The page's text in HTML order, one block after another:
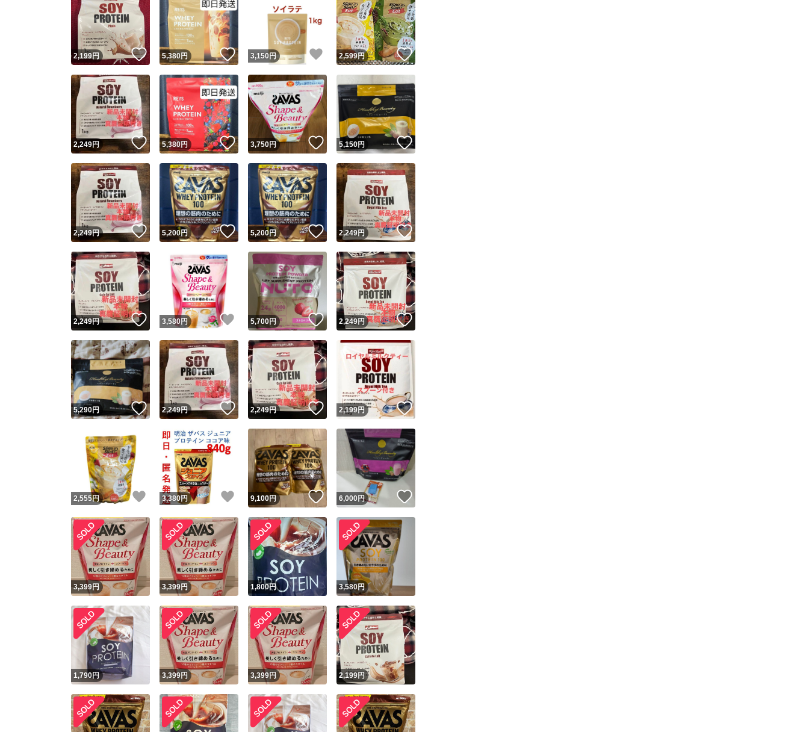
※このバッジは実績に基づく表示であり、発送を保証しているものではありません
スピード＆安心発送
このユーザーは高頻度で24時間以内＆設定した発送日数内に発送してい
ます
スピード発送 このユーザーは高頻度で24時間以内に発送しています
安心発送 このユーザーは設定した発送日数内に発送しています
2,199円 いいね！
5,380円 いいね！
3,150円 いいね！
2,599円 いいね！
2,249円 いいね！
5,380円 いいね！
3,750円 いいね！
5,150円 いいね！
2,249円 いいね！
5,200円 いいね！
5,200円 いいね！
2,249円 いいね！
2,249円 いいね！
3,580円 いいね！
5,700円 いいね！
2,249円
5,290円 いいね！
2,249円 いいね！
2,249円 いいね！
2,199円 いいね！
2,555円 いいね！
3,380円 いいね！
9,100円 いいね！
6,000円 いいね！
3,399円 3,399円 1,800円 3,580円
1,790円 3,399円 3,399円 2,199円